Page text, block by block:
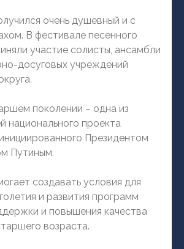
очень душевный и с
В фестивале песенного
участие солисты, ансамбли
досуговых учреждений
поколении – одна из
национального проекта
Президентом
Путиным.
создавать условия для
и развития программ
и повышения качества
возраста.